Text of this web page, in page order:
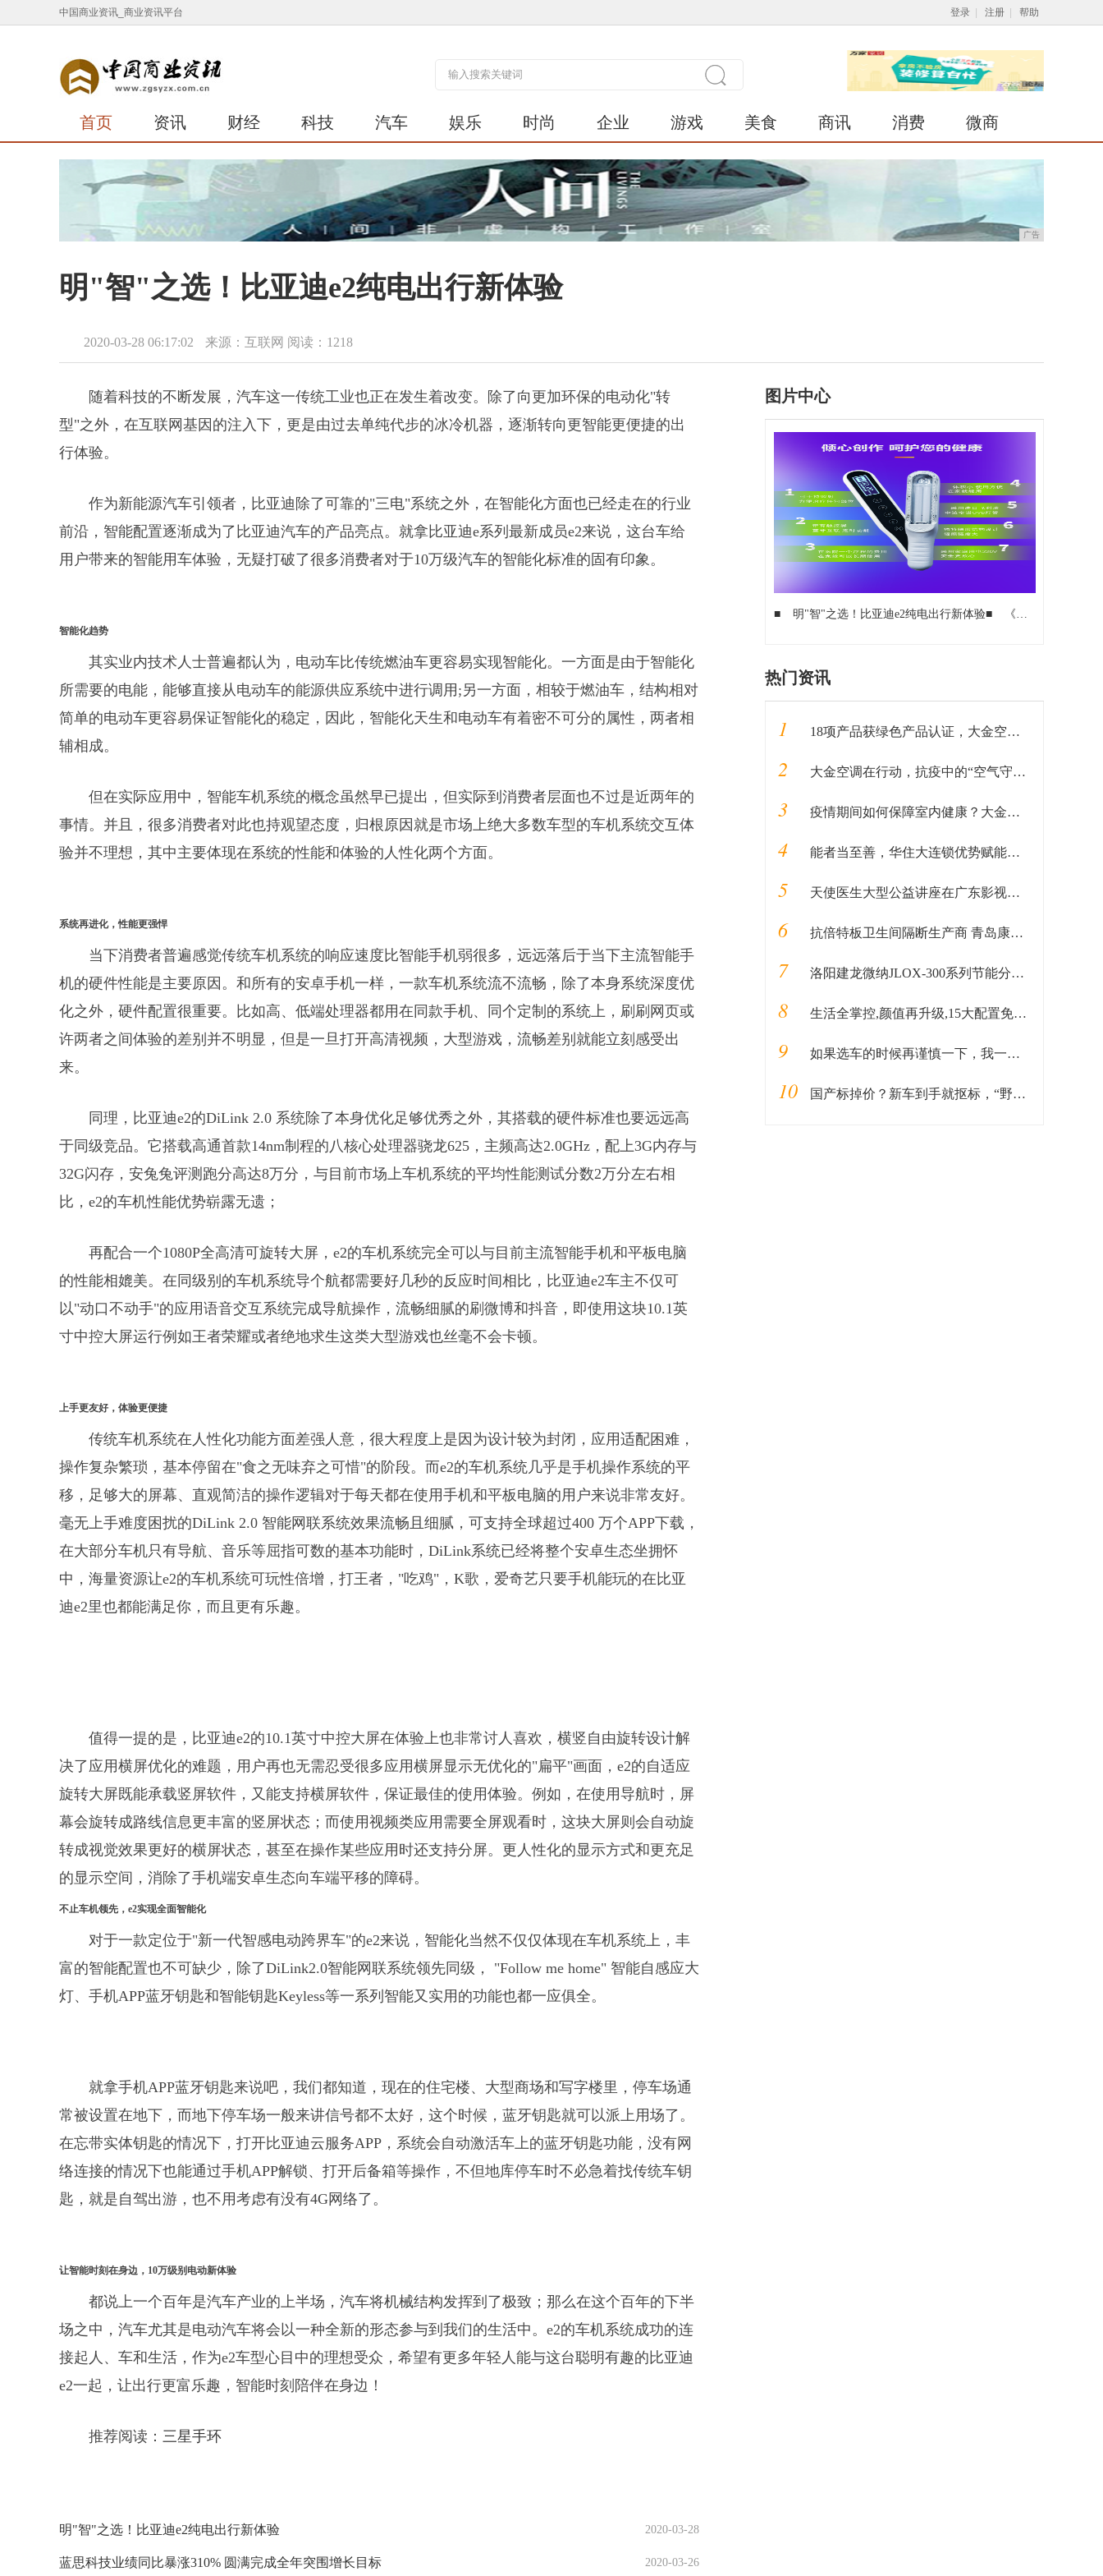
中国商业资讯_商业资讯平台 登录 注册 帮助
首页 资讯 财经 科技 汽车 娱乐 时尚 企业 游戏 美食 商讯 消费 微商
广告
明"智"之选！比亚迪e2纯电出行新体验
2020-03-28 06:17:02 来源：互联网 阅读：1218
随着科技的不断发展，汽车这一传统工业也正在发生着改变。除了向更加环保的电动化"转
型"之外，在互联网基因的注入下，更是由过去单纯代步的冰冷机器，逐渐转向更智能更便捷的出
行体验。
作为新能源汽车引领者，比亚迪除了可靠的"三电"系统之外，在智能化方面也已经走在的行业
前沿，智能配置逐渐成为了比亚迪汽车的产品亮点。就拿比亚迪e系列最新成员e2来说，这台车给
用户带来的智能用车体验，无疑打破了很多消费者对于10万级汽车的智能化标准的固有印象。
智能化趋势
其实业内技术人士普遍都认为，电动车比传统燃油车更容易实现智能化。一方面是由于智能化
所需要的电能，能够直接从电动车的能源供应系统中进行调用;另一方面，相较于燃油车，结构相对
简单的电动车更容易保证智能化的稳定，因此，智能化天生和电动车有着密不可分的属性，两者相
辅相成。
但在实际应用中，智能车机系统的概念虽然早已提出，但实际到消费者层面也不过是近两年的
事情。并且，很多消费者对此也持观望态度，归根原因就是市场上绝大多数车型的车机系统交互体
验并不理想，其中主要体现在系统的性能和体验的人性化两个方面。
系统再进化，性能更强悍
当下消费者普遍感觉传统车机系统的响应速度比智能手机弱很多，远远落后于当下主流智能手
机的硬件性能是主要原因。和所有的安卓手机一样，一款车机系统流不流畅，除了本身系统深度优
化之外，硬件配置很重要。比如高、低端处理器都用在同款手机、同个定制的系统上，刷刷网页或
许两者之间体验的差别并不明显，但是一旦打开高清视频，大型游戏，流畅差别就能立刻感受出
来。
同理，比亚迪e2的DiLink 2.0 系统除了本身优化足够优秀之外，其搭载的硬件标准也要远远高
于同级竞品。它搭载高通首款14nm制程的八核心处理器骁龙625，主频高达2.0GHz，配上3G内存与
32G闪存，安兔兔评测跑分高达8万分，与目前市场上车机系统的平均性能测试分数2万分左右相
比，e2的车机性能优势崭露无遗；
再配合一个1080P全高清可旋转大屏，e2的车机系统完全可以与目前主流智能手机和平板电脑
的性能相媲美。在同级别的车机系统导个航都需要好几秒的反应时间相比，比亚迪e2车主不仅可
以"动口不动手"的应用语音交互系统完成导航操作，流畅细腻的刷微博和抖音，即使用这块10.1英
寸中控大屏运行例如王者荣耀或者绝地求生这类大型游戏也丝毫不会卡顿。
上手更友好，体验更便捷
传统车机系统在人性化功能方面差强人意，很大程度上是因为设计较为封闭，应用适配困难，
操作复杂繁琐，基本停留在"食之无味弃之可惜"的阶段。而e2的车机系统几乎是手机操作系统的平
移，足够大的屏幕、直观简洁的操作逻辑对于每天都在使用手机和平板电脑的用户来说非常友好。
毫无上手难度困扰的DiLink 2.0 智能网联系统效果流畅且细腻，可支持全球超过400 万个APP下载，
在大部分车机只有导航、音乐等屈指可数的基本功能时，DiLink系统已经将整个安卓生态坐拥怀
中，海量资源让e2的车机系统可玩性倍增，打王者，"吃鸡"，K歌，爱奇艺只要手机能玩的在比亚
迪e2里也都能满足你，而且更有乐趣。
值得一提的是，比亚迪e2的10.1英寸中控大屏在体验上也非常讨人喜欢，横竖自由旋转设计解
决了应用横屏优化的难题，用户再也无需忍受很多应用横屏显示无优化的"扁平"画面，e2的自适应
旋转大屏既能承载竖屏软件，又能支持横屏软件，保证最佳的使用体验。例如，在使用导航时，屏
幕会旋转成路线信息更丰富的竖屏状态；而使用视频类应用需要全屏观看时，这块大屏则会自动旋
转成视觉效果更好的横屏状态，甚至在操作某些应用时还支持分屏。更人性化的显示方式和更充足
的显示空间，消除了手机端安卓生态向车端平移的障碍。
不止车机领先，e2实现全面智能化
对于一款定位于"新一代智感电动跨界车"的e2来说，智能化当然不仅仅体现在车机系统上，丰
富的智能配置也不可缺少，除了DiLink2.0智能网联系统领先同级， "Follow me home" 智能自感应大
灯、手机APP蓝牙钥匙和智能钥匙Keyless等一系列智能又实用的功能也都一应俱全。
就拿手机APP蓝牙钥匙来说吧，我们都知道，现在的住宅楼、大型商场和写字楼里，停车场通
常被设置在地下，而地下停车场一般来讲信号都不太好，这个时候，蓝牙钥匙就可以派上用场了。
在忘带实体钥匙的情况下，打开比亚迪云服务APP，系统会自动激活车上的蓝牙钥匙功能，没有网
络连接的情况下也能通过手机APP解锁、打开后备箱等操作，不但地库停车时不必急着找传统车钥
匙，就是自驾出游，也不用考虑有没有4G网络了。
让智能时刻在身边，10万级别电动新体验
都说上一个百年是汽车产业的上半场，汽车将机械结构发挥到了极致；那么在这个百年的下半
场之中，汽车尤其是电动汽车将会以一种全新的形态参与到我们的生活中。e2的车机系统成功的连
接起人、车和生活，作为e2车型心目中的理想受众，希望有更多年轻人能与这台聪明有趣的比亚迪
e2一起，让出行更富乐趣，智能时刻陪伴在身边！
推荐阅读： 三星手环
2020-03-28
明"智"之选！比亚迪e2纯电出行新体验
2020-03-26
蓝思科技业绩同比暴涨310% 圆满完成全年突围增长目标
图片中心
■ 明"智"之选！比亚迪e2纯电出行新体验■ 《祝福武汉》中泰旅行唱响“炎黄同心 一起战疫”的凯歌
热门资讯
1 18项产品获绿色产品认证，大金空调成为中国质量认证中心“绿色产品首批获证企业”
2 大金空调在行动，抗疫中的“空气守护者”
3 疫情期间如何保障室内健康？大金空调告诉你
4 能者当至善，华住大连锁优势赋能全国战"疫"
5 天使医生大型公益讲座在广东影视频道特别播出！
6 抗倍特板卫生间隔断生产商 青岛康仁合 专注所以更专业
7 洛阳建龙微纳JLOX-300系列节能分子筛 获得市场好评
8 生活全掌控,颜值再升级,15大配置免费送全新Jeep+指南者加料上市
9 如果选车的时候再谨慎一下，我一定不会错过新自由光2.0T
10 国产标掉价？新车到手就抠标，“野鸡变凤凰”行为暴露了谁的自卑